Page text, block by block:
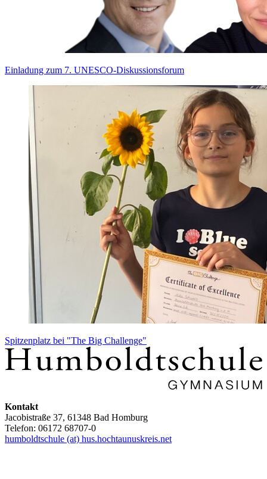
Einladung zum 7. UNESCO-Diskussionsforum
Spitzenplatz bei "The Big Challenge"
Kontakt
Jacobistraße 37, 61348 Bad Homburg
Telefon: 06172 68707-0
humboldtschule (at) hus.hochtaunuskreis.net